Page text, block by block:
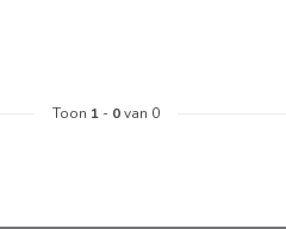
Toon 1 - 0van 0